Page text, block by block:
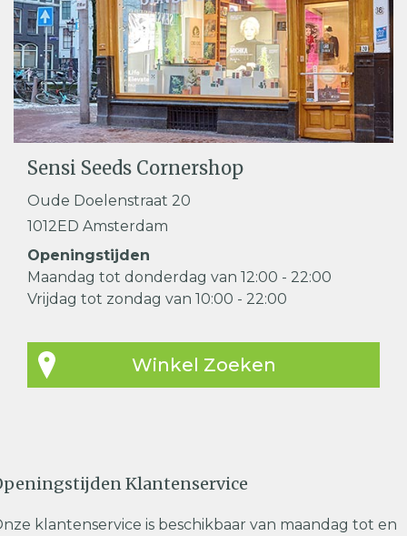
Sensi Seeds Cornershop
Oude Doelenstraat 20
1012ED Amsterdam
Openingstijden
Maandag tot donderdag van 12:00 - 22:00
Vrijdag tot zondag van 10:00 - 22:00
Winkel Zoeken
Klantenservice
klantenservice is beschikbaar van maandag tot en